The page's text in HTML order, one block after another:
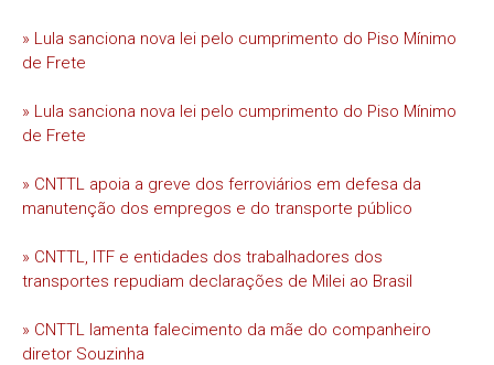
» Lula sanciona nova lei pelo cumprimento do Piso Mínimo
de Frete
» Lula sanciona nova lei pelo cumprimento do Piso Mínimo
de Frete
» CNTTL apoia a greve dos ferroviários em defesa da
manutenção dos empregos e do transporte público
» CNTTL, ITF e entidades dos trabalhadores dos
transportes repudiam declarações de Milei ao Brasil
» CNTTL lamenta falecimento da mãe do companheiro
diretor Souzinha